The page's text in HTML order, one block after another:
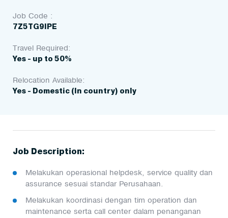
Job Code :
7Z5TG9IPE
Travel Required:
Yes - up to 50%
Relocation Available:
Yes - Domestic (In country) only
Job Description:
Melakukan operasional helpdesk, service quality dan
assurance sesuai standar Perusahaan.
Melakukan koordinasi dengan tim operation dan
maintenance serta call center dalam penanganan